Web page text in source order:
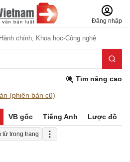
Đăng nhập
Hành chính, Khoa học-Công nghệ
Tìm nâng cao
(phiên bản cũ)
VB gốc Tiếng Anh Lược đồ
từ trong trang